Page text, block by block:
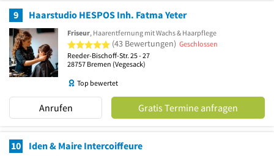
9 Haarstudio HESPOS Inh. Fatma Yeter
Friseur, Haarentfernung mit Wachs & Haarpflege
5 von 5 Sternen
(43 Bewertungen) Geschlossen
Reeder-Bischoff-Str. 25 - 27
28757 Bremen (Vegesack)
Top bewertet
Anrufen Gratis Termine anfragen
10 Iden & Maire Intercoiffeure